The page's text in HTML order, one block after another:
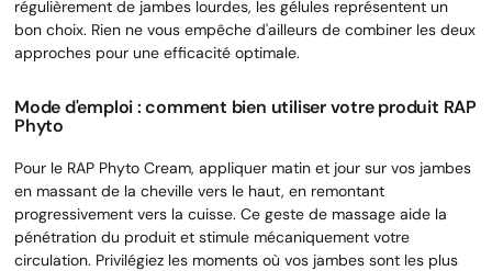
régulièrement de jambes lourdes, les gélules représentent un
bon choix. Rien ne vous empêche d'ailleurs de combiner les deux
approches pour une efficacité optimale.
Mode d'emploi : comment bien utiliser votre produit RAP
Phyto
Pour le RAP Phyto Cream, appliquer matin et jour sur vos jambes
en massant de la cheville vers le haut, en remontant
progressivement vers la cuisse. Ce geste de massage aide la
pénétration du produit et stimule mécaniquement votre
circulation. Privilégiez les moments où vos jambes sont les plus